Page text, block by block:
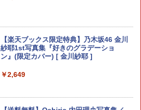
転生賢者の異世界ライフ～第二の職業を
得て、世界最強になりました～(33) （ガ
ンガンコミックスUP！） [ 進行諸島 ]
￥770
アンダーニンジャ（18） （ヤンマガKC
スペシャル） [ 花沢 健吾 ]
ちいかわ なんか小さくてかわいいやつ
【送料無料】きみの横顔を見ていた 5／
いちのへ瑠美
出来損ないの魔女は獅子公爵と蜜婚する
【楽天ブックス限定特典】乃木坂46 金川
紗耶1st写真集『好きのグラデーショ
ン』(限定カバー) [ 金川紗耶 ]
￥2,649